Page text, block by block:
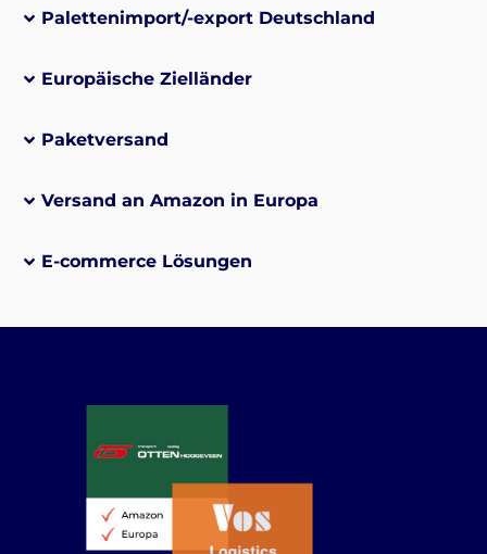
Palettenimport/-export Deutschland
Europäische Zielländer
Paketversand
Versand an Amazon in Europa
E-commerce Lösungen